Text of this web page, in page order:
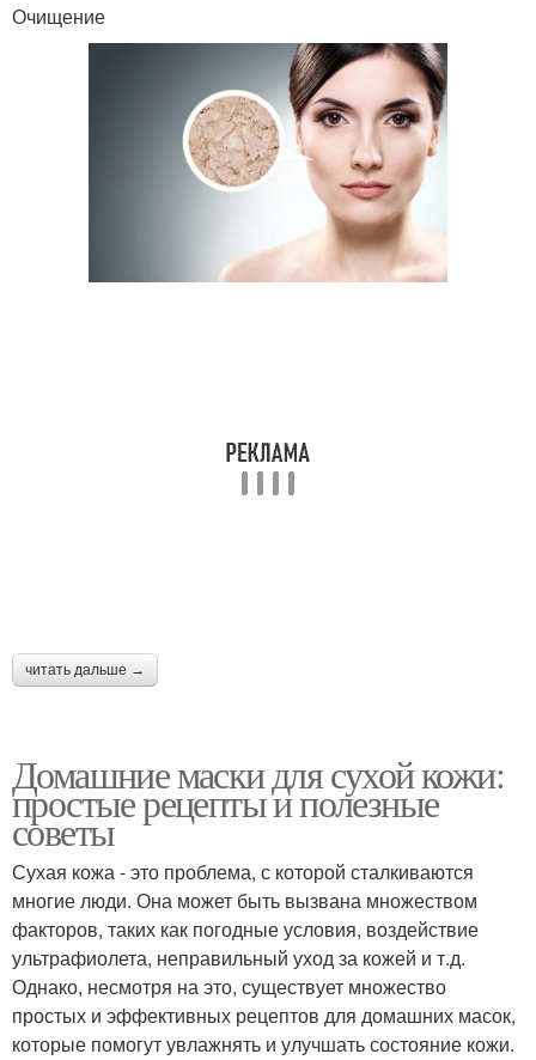
Очищение
читать дальше →
Домашние маски для сухой кожи:
простые рецепты и полезные
советы
Сухая кожа - это проблема, с которой сталкиваются
многие люди. Она может быть вызвана множеством
факторов, таких как погодные условия, воздействие
ультрафиолета, неправильный уход за кожей и т.д.
Однако, несмотря на это, существует множество
простых и эффективных рецептов для домашних масок,
которые помогут увлажнять и улучшать состояние кожи.